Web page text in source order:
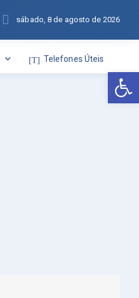
Telefones Úteis
sábado, 8 de agosto de 2026